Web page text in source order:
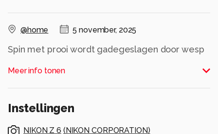
@home 5 november, 2025
Spin met prooi wordt gadegeslagen door wesp
Alle rechten voorbehouden
Meer info tonen
Instellingen
NIKON Z 6 (NIKON CORPORATION)